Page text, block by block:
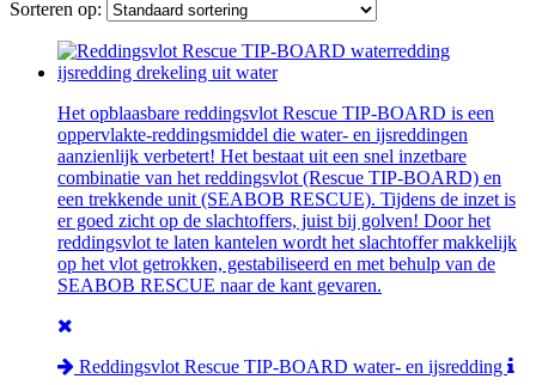
Sorteren op:
Het opblaasbare reddingsvlot Rescue TIP-BOARD is een
oppervlakte-reddingsmiddel die water- en ijsreddingen
aanzienlijk verbetert! Het bestaat uit een snel inzetbare
combinatie van het reddingsvlot (Rescue TIP-BOARD) en
een trekkende unit (SEABOB RESCUE). Tijdens de inzet is
er goed zicht op de slachtoffers, juist bij golven! Door het
reddingsvlot te laten kantelen wordt het slachtoffer makkelijk
op het vlot getrokken, gestabiliseerd en met behulp van de
SEABOB RESCUE naar de kant gevaren.
Reddingsvlot Rescue TIP-BOARD water- en ijsredding